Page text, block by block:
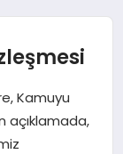
Kamuyu
açıklamada,